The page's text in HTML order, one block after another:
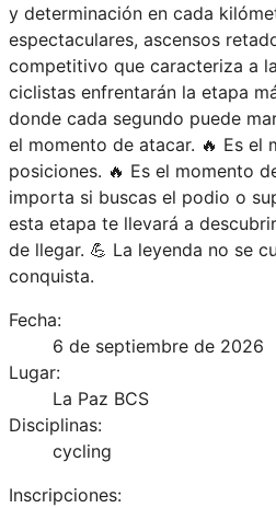
y determinación en cada
espectaculares, ascensos
competitivo que caracteriza a
ciclistas enfrentarán la etapa
donde cada segundo puede
el momento de atacar. 🔥 Es el
posiciones. 🔥 Es el momento
importa si buscas el podio o
esta etapa te llevará a
de llegar. 💪 La leyenda no se
conquista.
Fecha:
6 de septiembre de 2026
Lugar:
La Paz BCS
Disciplinas:
cycling
Inscripciones: